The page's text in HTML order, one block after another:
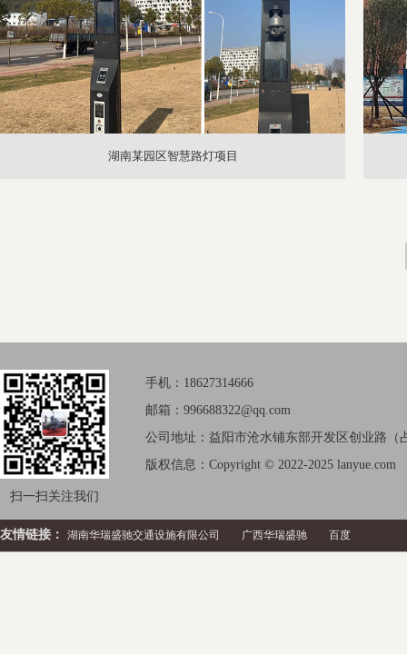
湖南某园区智慧路灯项目
扫一扫关注我们
手机：18627314666
邮箱：996688322@qq.com
公司地址：益阳市沧水铺东部开发区创业路（
版权信息：Copyright © 2022-2025 lanyue.com
友情链接： 湖南华瑞盛驰交通设施有限公司 广西华瑞盛驰 百度